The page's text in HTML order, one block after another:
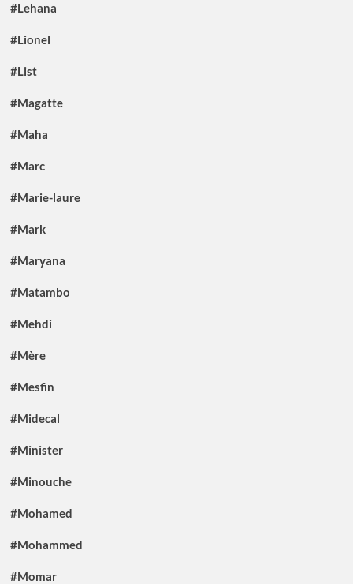
#Lehana
#Lionel
#List
#Magatte
#Maha
#Marc
#Marie-laure
#Mark
#Maryana
#Matambo
#Mehdi
#Mère
#Mesfin
#Midecal
#Minister
#Minouche
#Mohamed
#Mohammed
#Momar